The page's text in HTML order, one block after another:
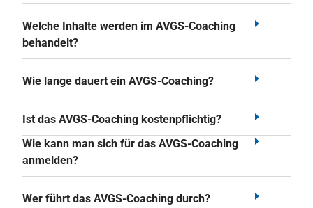
Welche Inhalte werden im AVGS-Coaching
behandelt?
Wie lange dauert ein AVGS-Coaching?
Ist das AVGS-Coaching kostenpflichtig?
Wie kann man sich für das AVGS-Coaching
anmelden?
Wer führt das AVGS-Coaching durch?